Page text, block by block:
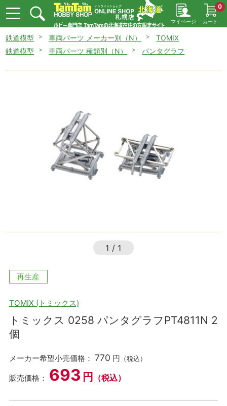
マイページ カート
0
鉄道模型 車両パーツ メーカー別（N）
TOMIX
鉄道模型
車両パーツ 種類別（N） パンタグラフ
1 / 1
再生産
TOMIX (トミックス)
トミックス 0258 パンタグラフPT4811N 2
個
メーカー希望小売価格： 770 円 （税込）
販売価格： 693 円 （税込）